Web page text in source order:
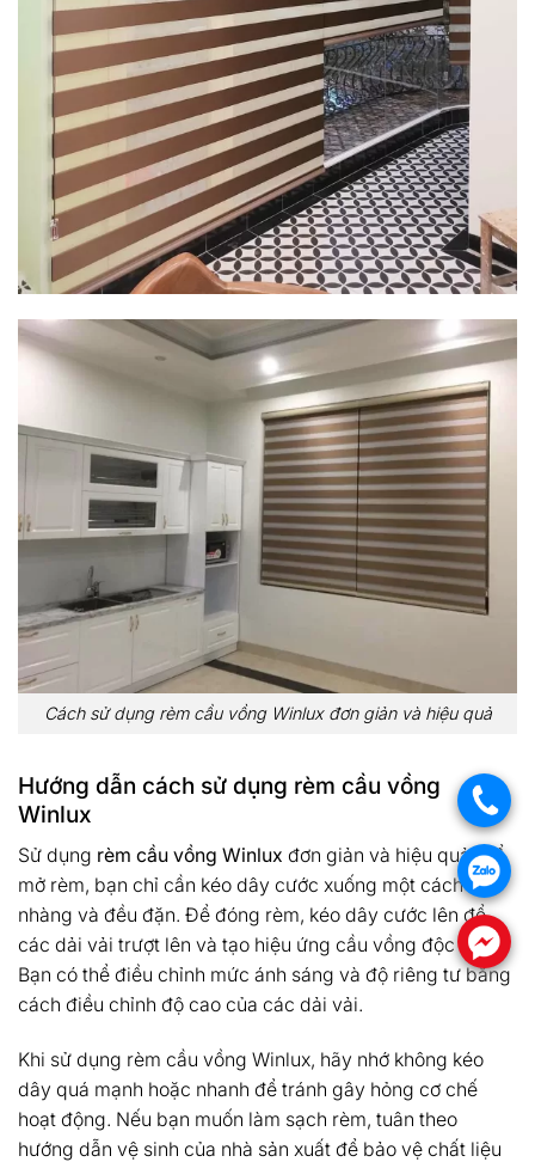
Cách sử dụng rèm cầu vồng Winlux đơn giản và hiệu quả
Hướng dẫn cách sử dụng rèm cầu vồng
Winlux
Sử dụng rèm cầu vồng Winlux đơn giản và hiệu quả. Để
mở rèm, bạn chỉ cần kéo dây cước xuống một cách nhẹ
nhàng và đều đặn. Để đóng rèm, kéo dây cước lên để
các dải vải trượt lên và tạo hiệu ứng cầu vồng độc đáo.
Bạn có thể điều chỉnh mức ánh sáng và độ riêng tư bằng
cách điều chỉnh độ cao của các dải vải.
Khi sử dụng rèm cầu vồng Winlux, hãy nhớ không kéo
dây quá mạnh hoặc nhanh để tránh gây hỏng cơ chế
hoạt động. Nếu bạn muốn làm sạch rèm, tuân theo
hướng dẫn vệ sinh của nhà sản xuất để bảo vệ chất liệu
.
.
.